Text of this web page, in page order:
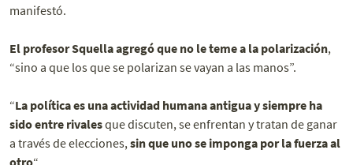
manifestó.
El profesor Squella agregó que no le teme a la polarización,
“sino a que los que se polarizan se vayan a las manos”.
“La política es una actividad humana antigua y siempre ha
sido entre rivalesque discuten, se enfrentan y tratan de ganar
a través de elecciones, sin que uno se imponga por la fuerza al
otro“.